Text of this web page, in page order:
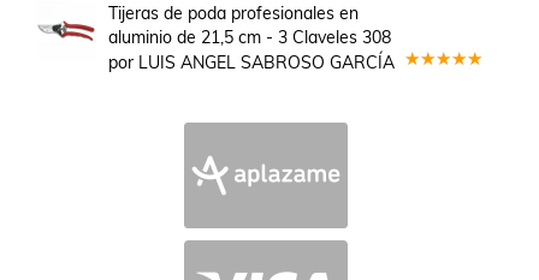
Tijeras de poda profesionales en
aluminio de 21,5 cm - 3 Claveles 308
por LUIS ANGEL SABROSO GARCÍA